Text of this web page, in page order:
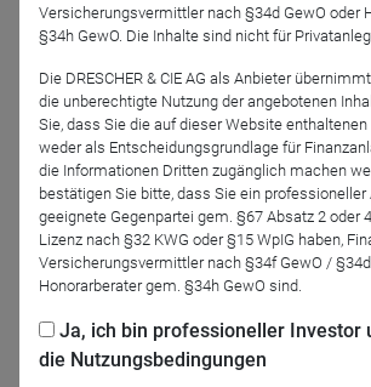
Moderation
Frank Müller
Versicherungsvermittler nach §34d GewO oder
§34h GewO. Die Inhalte sind nicht für
Die DRESCHER & CIE AG als Anbieter
die unberechtigte Nutzung der angebotenen
Sie, dass Sie die auf dieser Website
weder als Entscheidungsgrundlage für
die Informationen Dritten zugänglich machen
bestätigen Sie bitte, dass Sie ein professioneller
geeignete Gegenpartei gem. §67 Absatz 2 oder
Lizenz nach §32 KWG oder §15 WpIG haben,
Versicherungsvermittler nach §34f GewO /
Honorarberater gem. §34h GewO sind.
Ja, ich bin professioneller Investor
die Nutzungsbedingungen